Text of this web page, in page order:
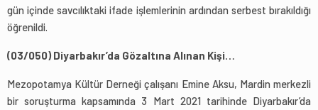
gün içinde savcılıktaki ifade işlemlerinin ardından serbest bırakıldığı
öğrenildi.
(03/050) Diyarbakır’da Gözaltına Alınan Kişi…
Mezopotamya Kültür Derneği çalışanı Emine Aksu, Mardin merkezli
bir soruşturma kapsamında 3 Mart 2021 tarihinde Diyarbakır’da